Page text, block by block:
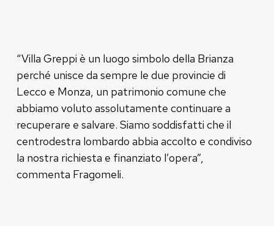
“Villa Greppi è un luogo simbolo della Brianza
perché unisce da sempre le due provincie di
Lecco e Monza, un patrimonio comune che
abbiamo voluto assolutamente continuare a
recuperare e salvare. Siamo soddisfatti che il
centrodestra lombardo abbia accolto e condiviso
la nostra richiesta e finanziato l’opera”,
commenta Fragomeli.